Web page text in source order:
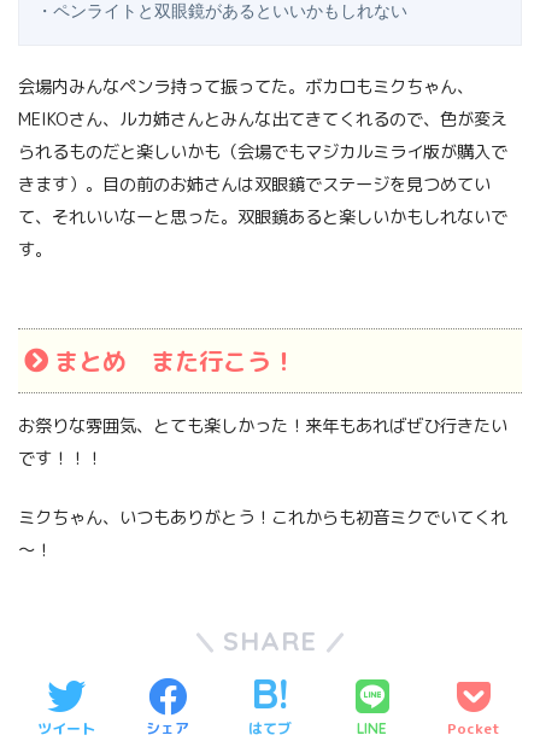
・ペンライトと双眼鏡があるといいかもしれない
会場内みんなペンラ持って振ってた。ボカロもミクちゃん、
MEIKOさん、ルカ姉さんとみんな出てきてくれるので、色が変え
られるものだと楽しいかも（会場でもマジカルミライ版が購入で
きます）。目の前のお姉さんは双眼鏡でステージを見つめてい
て、それいいなーと思った。双眼鏡あると楽しいかもしれないで
す。
まとめ また行こう！
お祭りな雰囲気、とても楽しかった！来年もあればぜひ行きたい
です！！！
ミクちゃん、いつもありがとう！これからも初音ミクでいてくれ
～！
SHARE
ツイート シェア はてブ LINE Pocket